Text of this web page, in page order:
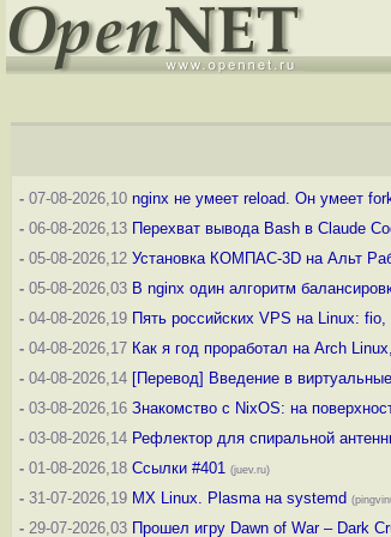
- 07-08-2026,10 nginx не умеет reload. Он умеет
- 06-08-2026,13 Перехват вывода Bash в Claude
- 05-08-2026,12 Установка КОМПАС-3D на Альт
- 05-08-2026,03 В nginx один алгоритм
- 04-08-2026,19 Пять российских VPS на Linux:
- 04-08-2026,17 Как я год проработал на Arch
- 04-08-2026,14 [Перевод] Введение в
- 03-08-2026,16 Знакомство с NixOS: на
- 03-08-2026,14 Рефлектор для спиральной
- 01-08-2026,18 Ссылки #401 (juev.ru)
- 31-07-2026,19 MX Linux. Plasma на systemd
- 29-07-2026,03 Прошел игру Dawn of War – Dark